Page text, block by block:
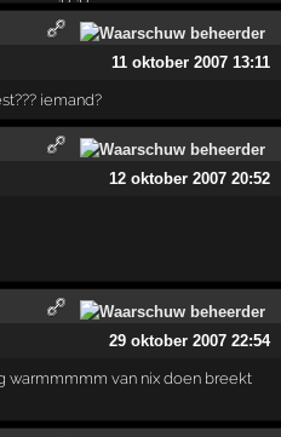
11 oktober 2007 13:11
iemand?
12 oktober 2007 20:52
29 oktober 2007 22:54
warmmmmm van nix doen breekt